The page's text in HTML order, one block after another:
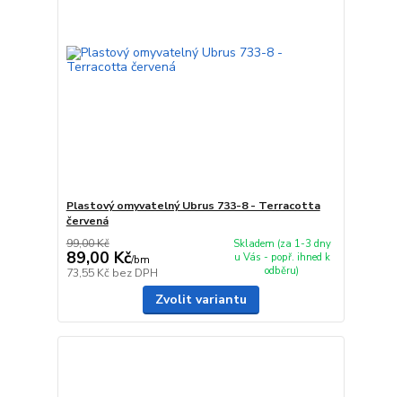
Plastový omyvatelný Ubrus 733-8 - Terracotta
červená
99,00 Kč
89,00 Kč/bm
73,55 Kč bez DPH
Skladem (za 1-3 dny
u Vás - popř. ihned k
odběru)
Zvolit variantu